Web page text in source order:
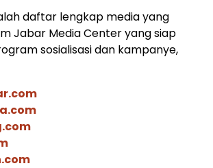
daftar lengkap media yang
Jabar Media Center yang siap
sosialisasi dan kampanye,